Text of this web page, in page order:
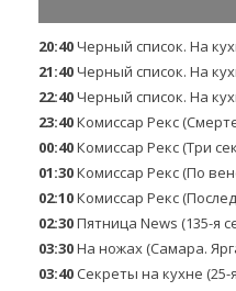
20:40Черный список. На
21:40Черный список. На
22:40Черный список. На
23:40Комиссар Рекс
00:40Комиссар Рекс (Три
01:30Комиссар Рекс (По
02:10Комиссар Рекс
02:30Пятница News (135-я
03:30На ножах (Самара.
03:40Секреты на кухне (25-